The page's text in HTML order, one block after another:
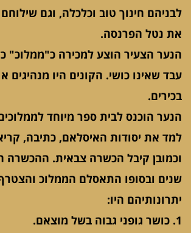
לבניהם חינוך טוב וכלכלה, וגם
את נטל הפרנסה.
הנער הצעיר הוצע למכירה כ"ממלוכ"
עבד שאינו כושי. הקונים היו מנהיגים
בכירים.
הנער הוכנס לבית ספר מיוחד
למד את יסודות האיסלאם, כתיבה,
שנים ובסופו התאסלם הממלוכ
יתרונותיהם היו:
1. כושר גופני גבוה בשל מוצאם.